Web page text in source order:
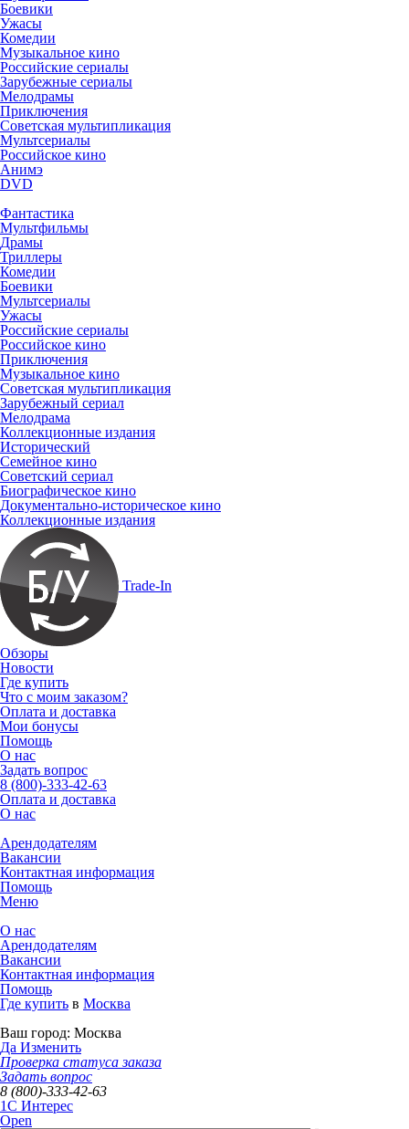
Боевики
Ужасы
Комедии
Музыкальное кино
Российские сериалы
Зарубежные сериалы
Мелодрамы
Приключения
Советская мультипликация
Мультсериалы
Российское кино
Анимэ
DVD
Фантастика
Мультфильмы
Драмы
Триллеры
Комедии
Боевики
Мультсериалы
Ужасы
Российские сериалы
Российское кино
Приключения
Музыкальное кино
Советская мультипликация
Зарубежный сериал
Мелодрама
Коллекционные издания
Исторический
Семейное кино
Советский сериал
Биографическое кино
Документально-историческое кино
Коллекционные издания
Trade-In
Обзоры
Новости
Где купить
Что с моим заказом?
Оплата и доставка
Мои бонусы
Помощь
О нас
Задать вопрос
8 (800)-333-42-63
Оплата и доставка
О нас
Арендодателям
Вакансии
Контактная информация
Помощь
Меню
О нас
Арендодателям
Вакансии
Контактная информация
Помощь
Где купить в Москва
Ваш город: Москва
Да Изменить
Проверка статуса заказа
Задать вопрос
8 (800)-333-42-63
1C Интерес
Open